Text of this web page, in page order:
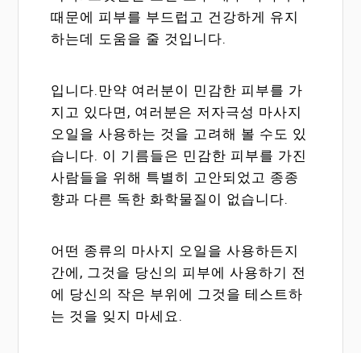
때문에 피부를 부드럽고 건강하게 유지
하는데 도움을 줄 것입니다.
입니다.만약 여러분이 민감한 피부를 가
지고 있다면, 여러분은 저자극성 마사지
오일을 사용하는 것을 고려해 볼 수도 있
습니다. 이 기름들은 민감한 피부를 가진
사람들을 위해 특별히 고안되었고 종종
향과 다른 독한 화학물질이 없습니다.
어떤 종류의 마사지 오일을 사용하든지
간에, 그것을 당신의 피부에 사용하기 전
에 당신의 작은 부위에 그것을 테스트하
는 것을 잊지 마세요.